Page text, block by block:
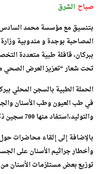
صباح الشرق
بتنسيق مع مؤسسة محمد السادس
المصاحبة بوجدة و مندوبية
تحت شعار “تعزيز العرض الصحي
الحملة الطبية بالسجن المحلي
في طب العيون وطب الأسنان
والتوليد،استفاد منها 700 سجين ذكورا وإناثا.
بالإضافة إلى إلقاء محاضرات
وأخطار جراثيم الأسنان على
توزيع بعض مستلزمات الأسنان